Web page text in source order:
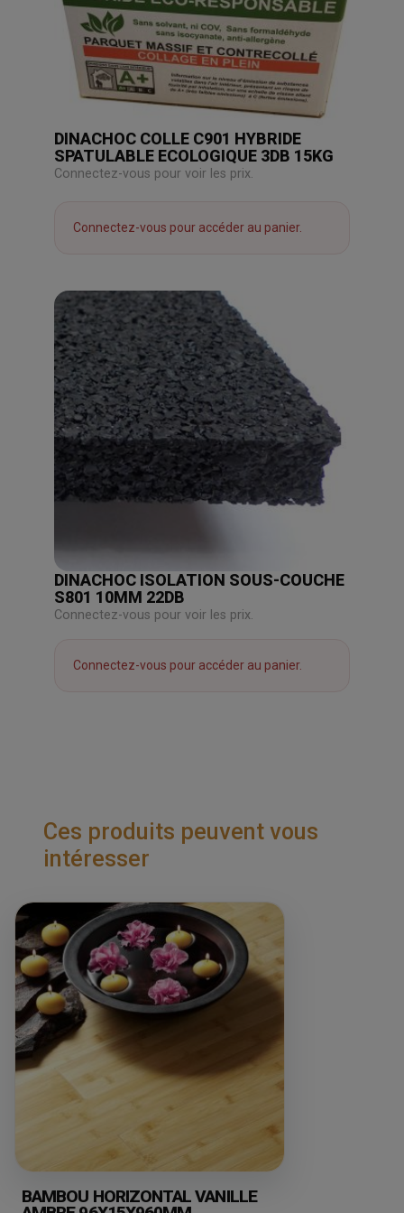
DINACHOC COLLE C901 HYBRIDE
SPATULABLE ECOLOGIQUE 3DB 15KG
Connectez-vous pour voir les prix.
Connectez-vous pour accéder au panier.
DINACHOC ISOLATION SOUS-COUCHE
S801 10MM 22DB
Connectez-vous pour voir les prix.
Connectez-vous pour accéder au panier.
Ces produits peuvent vous
intéresser
BAMBOU HORIZONTAL VANILLE